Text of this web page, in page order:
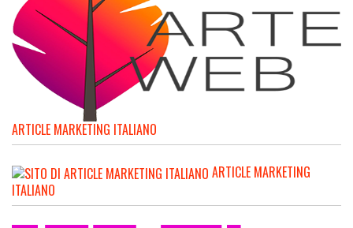
ARTICLE MARKETING ITALIANO
ARTICLE MARKETING
ITALIANO